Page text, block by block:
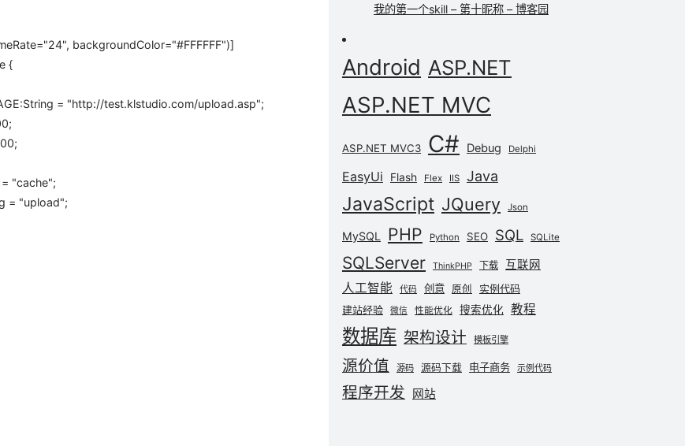
"24", backgroundColor="#FFFFFF")]
{
= "http://test.klstudio.com/upload.asp";
;
;
"cache";
= "upload";
我的第一个skill – 第十昵称 – 博客园
Android ASP.NET
ASP.NET MVC
ASP.NET MVC3 C# Debug Delphi
EasyUi Flash Flex IIS Java
JavaScript JQuery Json
MySQL PHP Python SEO SQL SQLite
SQLServer ThinkPHP 下载 互联网
人工智能 代码 创意 原创
实例代码
建站经验
微信 性能优化 搜索优化 教程
数据库 架构设计 模板引擎
源价值 源码 源码下载 电子商务 示例代码
程序开发 网站